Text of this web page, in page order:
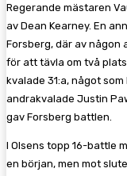
Regerande mästaren
av Dean Kearney. En
Forsberg, där av någon
för att tävla om två
kvalade 31:a, något
andrakvalade Justin
gav Forsberg battlen.
I Olsens topp 16-battle
en början, men mot